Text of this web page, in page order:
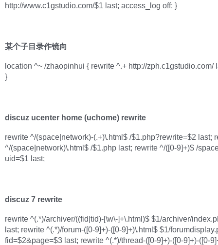
http://www.c1gstudio.com/$1 last; access_log off; }
某个子目录作镜向
location ^~ /zhaopinhui { rewrite ^.+ http://zph.c1gstudio.com/
}
discuz ucenter home (uchome) rewrite
rewrite ^/(space|network)-(.+)\.html$ /$1.php?rewrite=$2 last;
^/(space|network)\.html$ /$1.php last; rewrite ^/([0-9]+)$ /
uid=$1 last;
discuz 7 rewrite
rewrite ^(.*)/archiver/((fid|tid)-[\w\-]+\.html)$ $1/archiver/
last; rewrite ^(.*)/forum-([0-9]+)-([0-9]+)\.html$ $1/
fid=$2&page=$3 last; rewrite ^(.*)/thread-([0-9]+)-([0-9]+)-([0-